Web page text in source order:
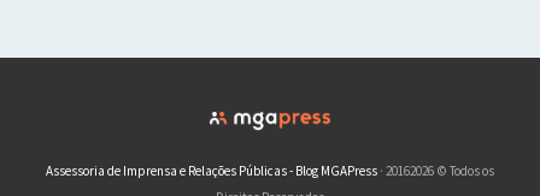
Assessoria de Imprensa e Relações Públicas - Blog MGAPress · 20162026 © Todos os